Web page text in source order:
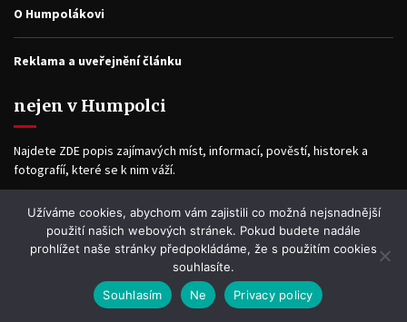
O Humpolákovi
Reklama a uveřejnění článku
nejen v Humpolci
Najdete ZDE popis zajímavých míst, informací, pověstí, historek a
fotografíí, které se k nim váží.
Facebook
Užíváme cookies, abychom vám zajistili co možná nejsnadnější
použití našich webových stránek. Pokud budete nadále
prohlížet naše stránky předpokládáme, že s použitím cookies
souhlasíte.
Souhlasím
Ne Privacy policy